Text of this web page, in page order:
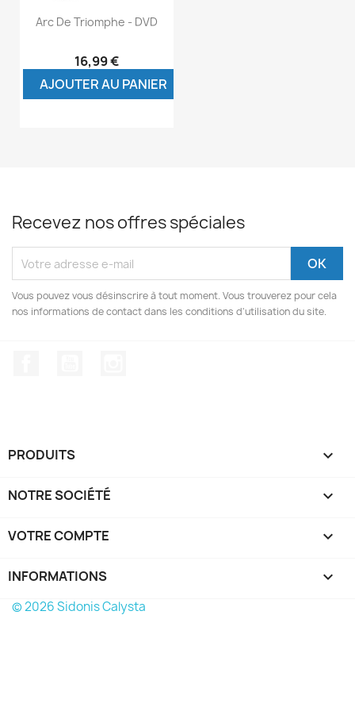
Arc De Triomphe - DVD
16,99 €
AJOUTER AU PANIER
Recevez nos offres spéciales
Vous pouvez vous désinscrire à tout moment. Vous trouverez pour cela
nos informations de contact dans les conditions d'utilisation du site.
PRODUITS 
NOTRE SOCIÉTÉ 
VOTRE COMPTE 
INFORMATIONS keyboard_arrow_down
© 2026 Sidonis Calysta